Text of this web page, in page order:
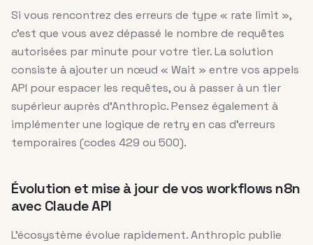
Si vous rencontrez des erreurs de type « rate limit »,
c’est que vous avez dépassé le nombre de requêtes
autorisées par minute pour votre tier. La solution
consiste à ajouter un nœud « Wait » entre vos appels
API pour espacer les requêtes, ou à passer à un tier
supérieur auprès d’Anthropic. Pensez également à
implémenter une logique de retry en cas d’erreurs
temporaires (codes 429 ou 500).
Évolution et mise à jour de vos workflows n8n
avec Claude API
L’écosystème évolue rapidement. Anthropic publie